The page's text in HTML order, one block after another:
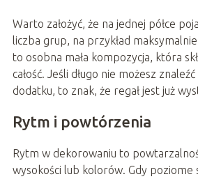
Warto założyć, że na jednej półce
liczba grup, na przykład
to osobna mała kompozycja, która
całość. Jeśli długo nie możesz
dodatku, to znak, że regał jest już
Rytm i powtórzenia
Rytm w dekorowaniu to
wysokości lub kolorów. Gdy poziome